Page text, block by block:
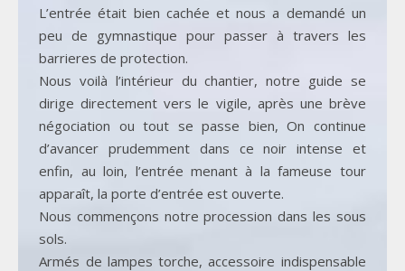
L’entrée était bien cachée et nous a demandé un
peu de gymnastique pour passer à travers les
barrieres de protection.
Nous voilà l’intérieur du chantier, notre guide se
dirige directement vers le vigile, après une brève
négociation ou tout se passe bien, On continue
d’avancer prudemment dans ce noir intense et
enfin, au loin, l’entrée menant à la fameuse tour
apparaît, la porte d’entrée est ouverte.
Nous commençons notre procession dans les sous
sols.
Armés de lampes torche, accessoire indispensable